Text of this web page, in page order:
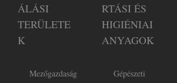
ÁLÁSI
TERÜLETE
K
Mezőgazdaság
RTÁSI ÉS
HIGIÉNIAI
ANYAGOK
Gépészeti